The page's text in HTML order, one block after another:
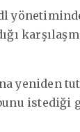
yeniden